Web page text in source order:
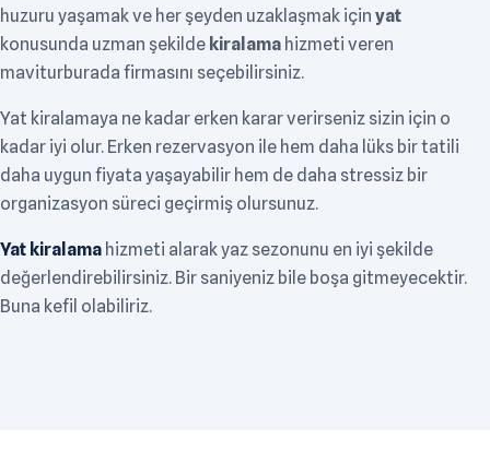
huzuru yaşamak ve her şeyden uzaklaşmak için yat
konusunda uzman şekilde kiralama hizmeti veren
maviturburada firmasını seçebilirsiniz.
Yat kiralamaya ne kadar erken karar verirseniz sizin için o
kadar iyi olur. Erken rezervasyon ile hem daha lüks bir tatili
daha uygun fiyata yaşayabilir hem de daha stressiz bir
organizasyon süreci geçirmiş olursunuz.
Yat kiralama hizmeti alarak yaz sezonunu en iyi şekilde
değerlendirebilirsiniz. Bir saniyeniz bile boşa gitmeyecektir.
Buna kefil olabiliriz.